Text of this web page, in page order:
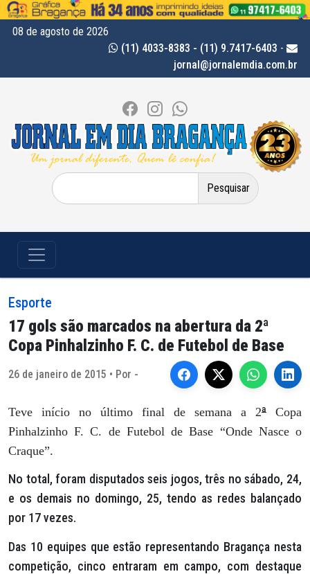
08 de agosto de 2026
(11) 4033-8383 - (11) 9.7417-6403 -
jornal@jornalemdia.com.br
Pesquisar
por:
Esporte
17 gols são marcados na abertura da 2ª
Copa Pinhalzinho F. C. de Futebol de Base
26 de janeiro de 2015 • Por -
Teve início no último final de semana a 2ª Copa
Pinhalzinho F. C. de Futebol de Base “Onde Nasce o
Craque”.
No total, foram disputados seis jogos, três no sábado, 24,
e os demais no domingo, 25, tendo as redes balançado
por 17 vezes.
Das 10 equipes que estão representando Bragança nesta
competição, cinco entraram em campo, com destaque